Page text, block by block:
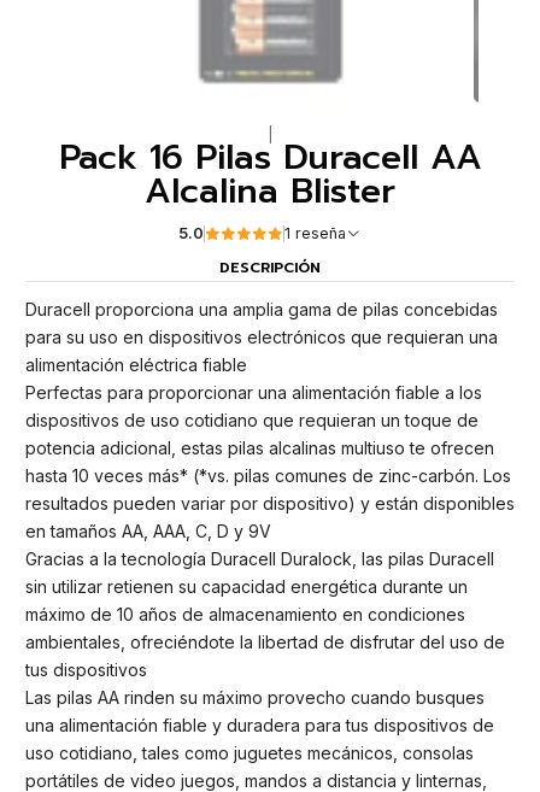
Pack 16 Pilas Duracell AA
Alcalina Blister
5.0 1 reseña
DESCRIPCIÓN
Duracell proporciona una amplia gama de pilas concebidas
para su uso en dispositivos electrónicos que requieran una
alimentación eléctrica fiable
Perfectas para proporcionar una alimentación fiable a los
dispositivos de uso cotidiano que requieran un toque de
potencia adicional, estas pilas alcalinas multiuso te ofrecen
hasta 10 veces más* (*vs. pilas comunes de zinc-carbón. Los
resultados pueden variar por dispositivo) y están disponibles
en tamaños AA, AAA, C, D y 9V
Gracias a la tecnología Duracell Duralock, las pilas Duracell
sin utilizar retienen su capacidad energética durante un
máximo de 10 años de almacenamiento en condiciones
ambientales, ofreciéndote la libertad de disfrutar del uso de
tus dispositivos
Las pilas AA rinden su máximo provecho cuando busques
una alimentación fiable y duradera para tus dispositivos de
uso cotidiano, tales como juguetes mecánicos, consolas
portátiles de video juegos, mandos a distancia y linternas,